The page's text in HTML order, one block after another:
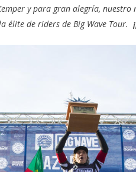
y para gran alegría, nuestro
élite de riders de Big Wave Tour.